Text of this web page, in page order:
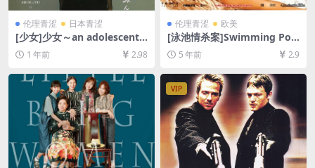
伦理青涩 日本青涩
[少女]少女～an adolescent
(2001)[百度网盘+夸克网盘10
80P超清未删减资源][网盘在
线播放/下载][MP4/8.3GB][中
文字幕]
1 年前 2.98
伦理青涩 欧美
[泳池情杀案]Swimming Poo
l (2003)[百度网盘+迅雷云盘
资源1080P超清未删减][MP4/
6.5GB][原声中字]【视频文件
+防和谐压缩包（含解压密
码）】
5 年前 2.9
VIP